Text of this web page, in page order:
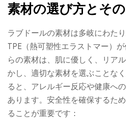
素材の選び方とそ
ラブドールの素材は多岐にわた
TPE（熱可塑性エラストマー）
らの素材は、肌に優しく、リア
かし、適切な素材を選ぶことな
ると、アレルギー反応や健康へ
あります。安全性を確保するた
ることが重要です：